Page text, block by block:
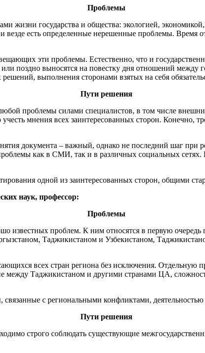
Проблемы
жизни государства и общества: экологией,
есть определенные нерешенные проблемы. Время
эти проблемы. Естественно, что и
поздно выносятся на повестку дня отношений между
выполнения сторонами взятых на себя
Пути решения
проблемы силами специалистов, в том числе
мнения всех заинтересованных сторон. Конечно,
документа – важный, однако не последний шаг
как в СМИ, так и в различных социальных
одной из заинтересованных сторон, общими
наук, профессор:
Проблемы
известных проблем. К ним относятся в первую
Таджикистаном и Узбекистаном,
всех стран региона без исключения. Отдельную
между Таджикистаном и другими странами ЦА,
с региональными конфликтами,
Пути решения
строго соблюдать существующие